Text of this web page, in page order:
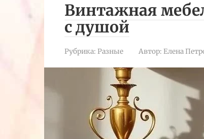
Винтажная
с душой
Рубрика: Разные Автор: Елена